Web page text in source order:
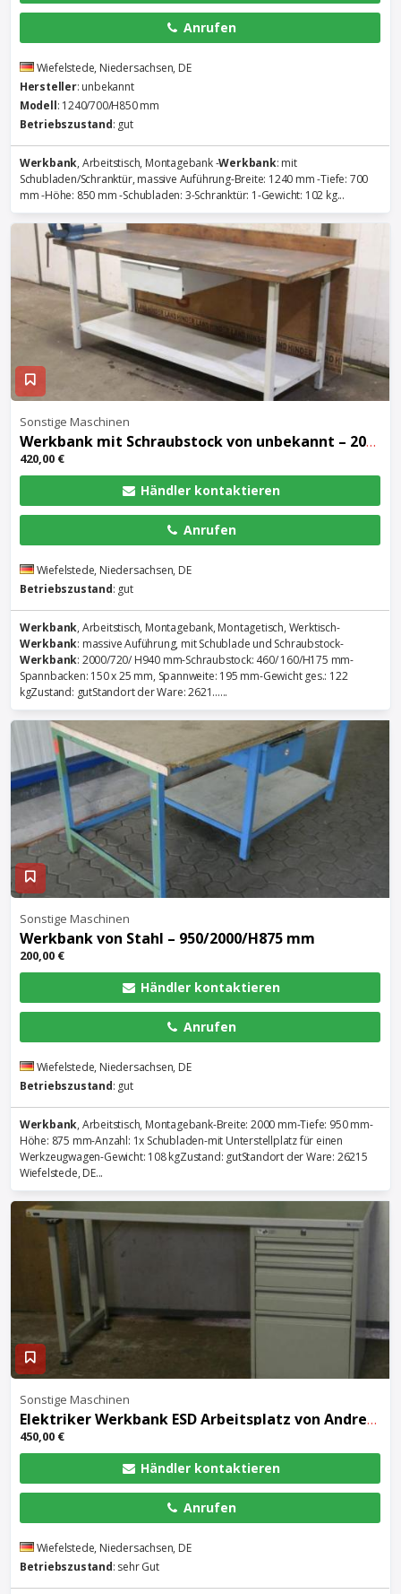
Anrufen
Wiefelstede, Niedersachsen, DE
Hersteller: unbekannt
Modell: 1240/700/H850 mm
Betriebszustand: gut
Werkbank, Arbeitstisch, Montagebank -Werkbank: mit
Schubladen/Schranktür, massive Auführung-Breite: 1240 mm -Tiefe: 700
mm -Höhe: 850 mm -Schubladen: 3-Schranktür: 1-Gewicht: 102 kg...
Sonstige Maschinen
Werkbankmit Schraubstock von unbekannt – 2000/720/ H940 mm
420,00 €
Händler kontaktieren
Anrufen
Wiefelstede, Niedersachsen, DE
Betriebszustand: gut
Werkbank, Arbeitstisch, Montagebank, Montagetisch, Werktisch-
Werkbank: massive Auführung, mit Schublade und Schraubstock-
Werkbank: 2000/720/ H940 mm-Schraubstock: 460/ 160/H175 mm-
Spannbacken: 150 x 25 mm, Spannweite: 195 mm-Gewicht ges.: 122
kgZustand: gutStandort der Ware: 2621......
Sonstige Maschinen
Werkbankvon Stahl – 950/2000/H875 mm
200,00 €
Händler kontaktieren
Anrufen
Wiefelstede, Niedersachsen, DE
Betriebszustand: gut
Werkbank, Arbeitstisch, Montagebank-Breite: 2000 mm-Tiefe: 950 mm-
Höhe: 875 mm-Anzahl: 1x Schubladen-mit Unterstellplatz für einen
Werkzeugwagen-Gewicht: 108 kgZustand: gutStandort der Ware: 26215
Wiefelstede, DE...
Sonstige Maschinen
ElektrikerWerkbankESD Arbeitsplatz von Andres Karl – Leitfaehige Tischplatte
450,00 €
Händler kontaktieren
Anrufen
Wiefelstede, Niedersachsen, DE
Betriebszustand: sehr Gut